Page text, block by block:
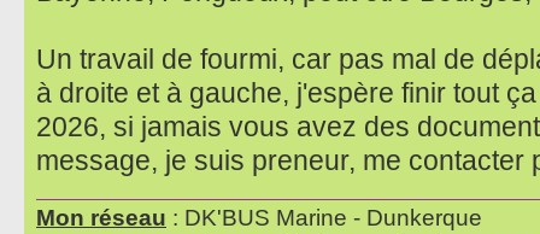
Un travail de fourmi, car pas mal de
à droite et à gauche, j'espère finir tout
2026, si jamais vous avez des
message, je suis preneur, me contacter
Mon réseau : DK'BUS Marine - Dunkerque